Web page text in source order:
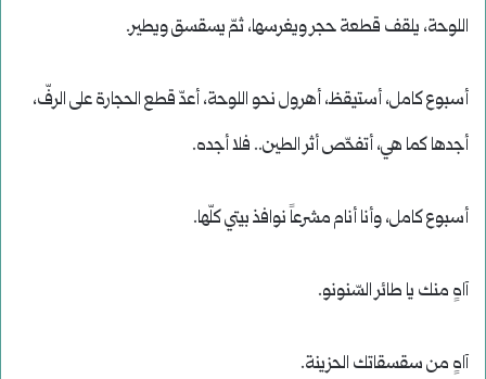
اللوحة، يلقف قطعة حجر ويغرسها، ثمّ يسقسق ويطير.
أسبوع كامل، أستيقظ، أهرول نحو اللوحة، أعدّ قطع الحجارة على الرفّ،
أجدها كما هي، أتفحّص أثر الطين.. فلا أجده.
أسبوع كامل، وأنا أنام مشرعاً نوافذ بيتي كلّها.
آاهٍ منك يا طائر السّنونو.
آاهٍ من سقسقاتك الحزينة.